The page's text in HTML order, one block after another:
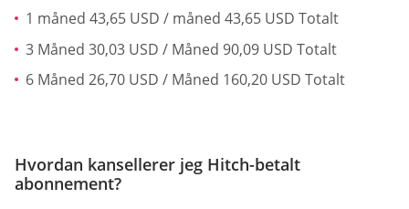
1 måned 43,65 USD / måned 43,65 USD Totalt
3 Måned 30,03 USD / Måned 90,09 USD Totalt
6 Måned 26,70 USD / Måned 160,20 USD Totalt
Hvordan kansellerer jeg Hitch-betalt
abonnement?